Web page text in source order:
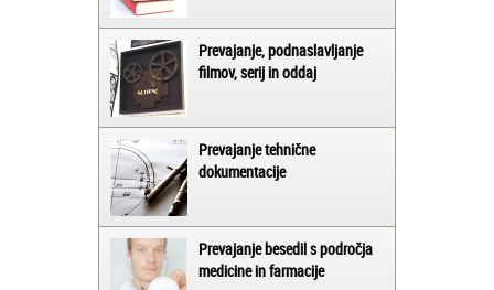
Prevajanje, podnaslavljanje
filmov, serij in oddaj
Prevajanje tehnične
dokumentacije
Prevajanje besedil s področja
medicine in farmacije